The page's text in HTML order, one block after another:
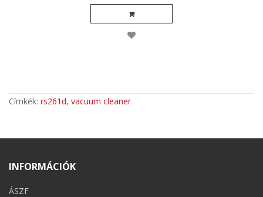
Címkék: rs261d, vacuum cleaner
INFORMÁCIÓK
ÁSZF